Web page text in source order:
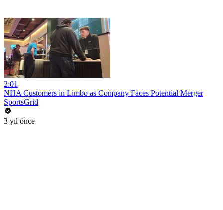
2:01
NHA Customers in Limbo as Company Faces Potential Merger
SportsGrid
3 yıl önce